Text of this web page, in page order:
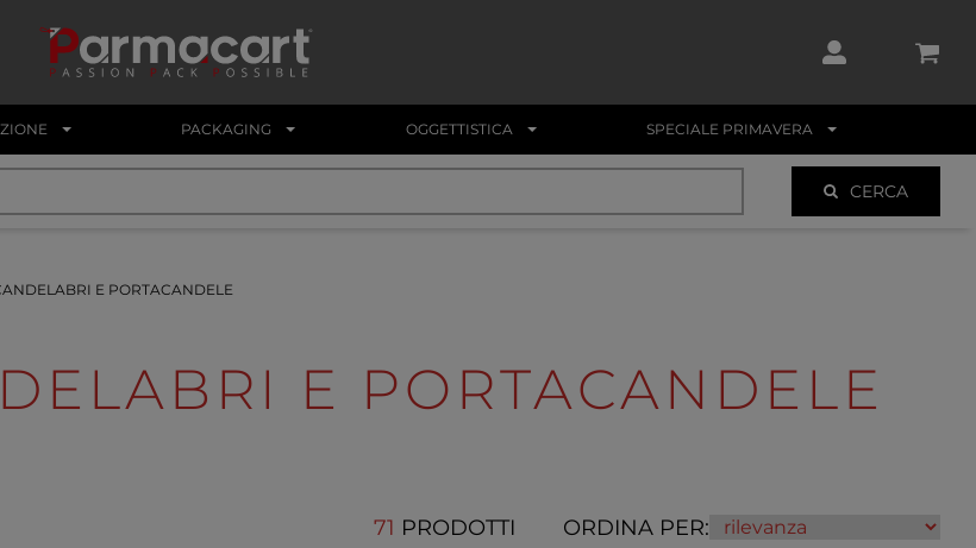
PACKAGING OGGETTISTICA SPECIALE PRIMAVERA
CERCA
E PORTACANDELE
E PORTACANDELE
71 PRODOTTI ORDINA PER: